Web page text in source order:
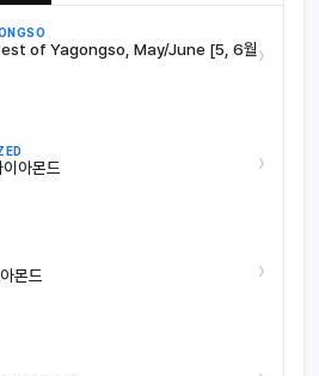
of Yagongso, May/June [5, 6월›
아몬드 ›
몬드 ›